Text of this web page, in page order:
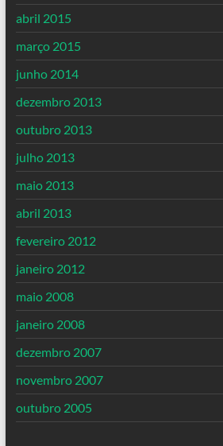
abril 2015
março 2015
junho 2014
dezembro 2013
outubro 2013
julho 2013
maio 2013
abril 2013
fevereiro 2012
janeiro 2012
maio 2008
janeiro 2008
dezembro 2007
novembro 2007
outubro 2005